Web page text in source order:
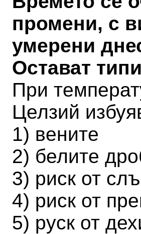
промени, с
умерени
Остават
При
Целзий
1) вените
2) белите
3) риск от
4) риск от
5) руск от